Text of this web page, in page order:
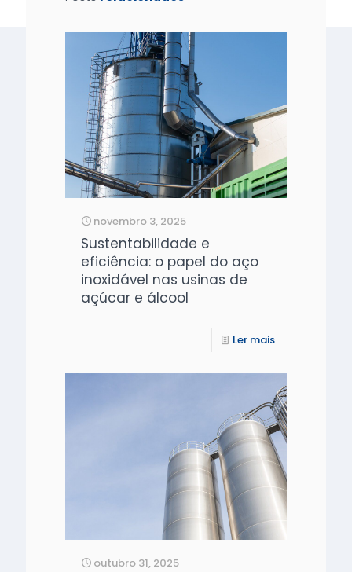
novembro 3, 2025
Sustentabilidade e
eficiência: o papel do aço
inoxidável nas usinas de
açúcar e álcool
Ler mais
outubro 31, 2025